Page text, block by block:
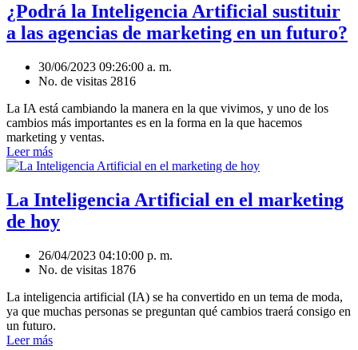
¿Podrá la Inteligencia Artificial sustituir
a las agencias de marketing en un futuro?
30/06/2023 09:26:00 a. m.
No. de visitas 2816
La IA está cambiando la manera en la que vivimos, y uno de los
cambios más importantes es en la forma en la que hacemos
marketing y ventas.
Leer más
La Inteligencia Artificial en el marketing
de hoy
26/04/2023 04:10:00 p. m.
No. de visitas 1876
La inteligencia artificial (IA) se ha convertido en un tema de moda,
ya que muchas personas se preguntan qué cambios traerá consigo en
un futuro.
Leer más